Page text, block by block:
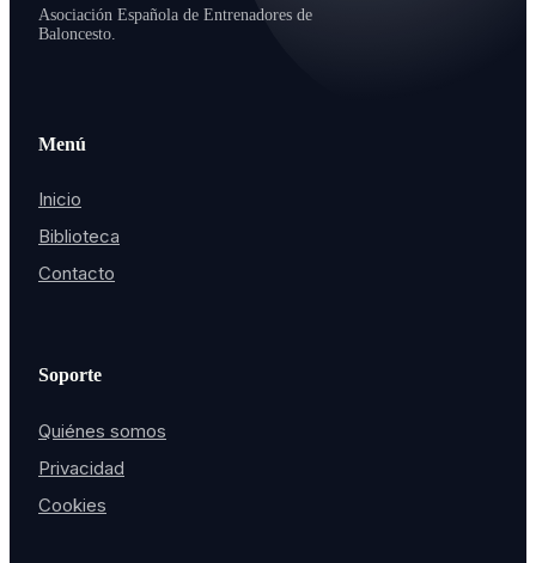
Asociación Española de Entrenadores de
Baloncesto.
Menú
Inicio
Biblioteca
Contacto
Soporte
Quiénes somos
Privacidad
Cookies